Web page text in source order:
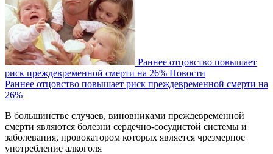
Раннее отцовство повышает
риск преждевременной смерти на 26% Новости
Раннее отцовство повышает риск преждевременной смерти на
26%
В большинстве случаев, виновниками преждевременной
смерти являются болезни сердечно-сосудистой системы и
заболевания, провокатором которых является чрезмерное
употребление алкоголя